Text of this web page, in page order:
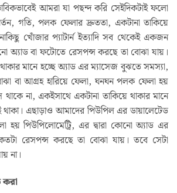
আমরা যা পছন্দ করি সেইদিকটাই ফলো
গতি, পলক ফেলার দ্রুততা, একটানা তাকিয়ে
খোঁজার প্যাটার্ন ইত্যাদি সব থেকেই একজন
অ্যাড বা ফটোতে রেসপন্স করছে তা বোঝা যায়।
মানে হচ্ছে অ্যাড এর ম্যাসেজ বুঝতে সমস্যা,
বা আগ্রহ হারিয়ে ফেলা, ঘনঘন পলক ফেলা হয়
না, একইসাথে একটানা তাকিয়ে থাকার মানে
এছাড়াও আমাদের পিউপিল এর ডায়ালেটেড
হয় পিউপিলোমেট্রি, এর দ্বারা কোনো অ্যাড এর
রেসপন্স করছে তা বোঝা যায়। তবে সেটা
না।
করা